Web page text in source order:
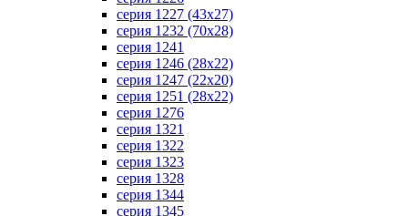
серия 1227 (43х27)
серия 1232 (70х28)
серия 1241
серия 1246 (28х22)
серия 1247 (22х20)
серия 1251 (28х22)
серия 1276
серия 1321
серия 1322
серия 1323
серия 1328
серия 1344
серия 1345